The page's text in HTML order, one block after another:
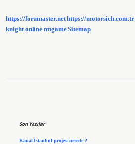
https://forumaster.net https://motorsich.com.tr
knight online nttgame Sitemap
Son Yazılar
Kanal İstanbul projesi nerede ?